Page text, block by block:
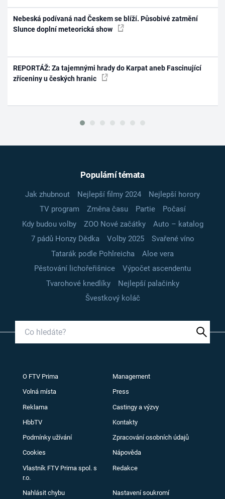
Nebeská podívaná nad Českem se blíží. Působivé zatmění
Slunce doplní meteorická show
REPORTÁŽ: Za tajemnými hrady do Karpat aneb Fascinující
zříceniny u českých hranic
Populární témata
Jak zhubnout Nejlepší filmy 2024
Nejlepší horory
TV program
Změna času Partie
Počasí
Kdy budou volby
ZOO Nové začátky
Auto – katalog
7 pádů Honzy Dědka
Volby 2025
Svařené víno
Tatarák podle Pohlreicha
Aloe vera
Pěstování lichořeřišnice
Výpočet ascendentu
Tvarohové knedlíky
Nejlepší palačinky
Švestkový koláč
O FTV Prima Management
Volná místa Press
Reklama Castingy a výzvy
HbbTV Kontakty
Podmínky užívání Zpracování osobních údajů
Cookies Nápověda
Vlastník FTV Prima spol. s
r.o.
Redakce
Nahlásit chybu Nastavení soukromí